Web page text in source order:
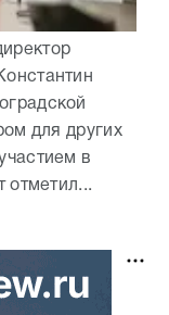
для других
в
отметил...